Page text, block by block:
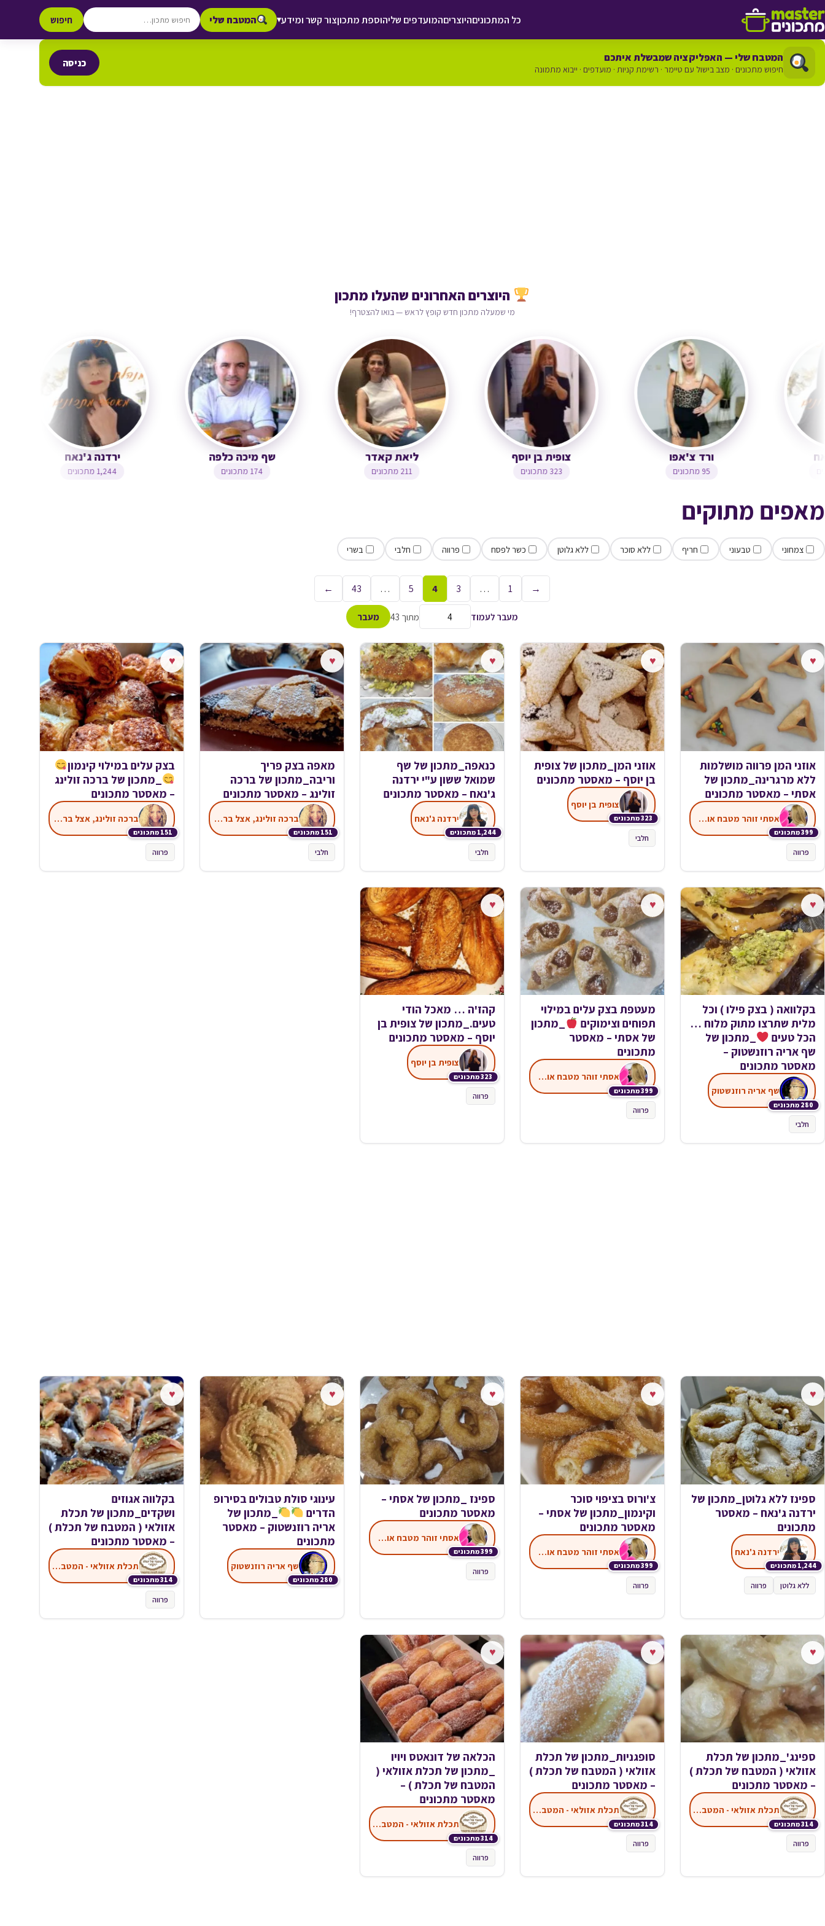
דלג לתוכן
כל המתכוניםהיוצריםהמועדפים שליהוספת מתכוןצור קשר ומידע▾ המטבח שלי חיפוש
המטבח שלי — האפליקציה שמבשלת איתכם
חיפוש מתכונים · מצב בישול עם טיימר · רשימת קניות · מועדפים · ייבוא מתמונה
כניסה
היוצרים האחרונים שהעלו מתכון
מי שמעלה מתכון חדש קופץ לראש — בואו להצטרף!
ירדנה ג'נאח
1,244 מתכונים
שף מיכה כלפה
174 מתכונים
ליאת קאדר
211 מתכונים
צופית בן יוסף
323 מתכונים
ורד צ'אפו ג'נאח
מאפים מתוקים
צמחוני טבעוני חריף ללא סוכר ללא גלוטן כשר לפסח פרווה חלבי בשרי
→
1
…
3
4
5
…
43
←
מעבר לעמוד מתוך 43 מעבר
♥
אוזני המן פרווה מושלמות
ללא מרגרינה_מתכון של
אסתי – מאסטר מתכונים
399 מתכונים
אסתי זוהר מטבח אותנטי
פרווה
♥
אוזני המן_מתכון של צופית
בן יוסף – מאסטר מתכונים
323 מתכונים
צופית בן יוסף
חלבי
♥
כנאפה_מתכון של שף
שמואל ששון ע"י ירדנה
ג'נאח – מאסטר מתכונים
1,244 מתכונים
ירדנה ג'נאח
חלבי
♥
מאפה בצק פריך
וריבה_מתכון של ברכה
זולינג – מאסטר מתכונים
151 מתכונים
ברכה זולינג, אצל ברכה במטבח
חלבי
♥
בצק עלים במילוי קינמון
_מתכון של ברכה זולינג
– מאסטר מתכונים
151 מתכונים
ברכה זולינג, אצל ברכה במטבח
פרווה
♥
בקלוואה ( בצק פילו ) וכל
מלית שתרצו מתוק מלוח …
הכל טעים
_מתכון של
שף אריה רוזנשטוק –
מאסטר מתכונים
280 מתכונים
שף אריה רוזנשטוק
חלבי
♥
מעטפת בצק עלים במילוי
תפוחים וצימוקים
_מתכון
של אסתי – מאסטר
מתכונים
399 מתכונים
אסתי זוהר מטבח אותנטי
פרווה
♥
קהז'ה … מאכל הודי
טעים._מתכון של צופית בן
יוסף – מאסטר מתכונים
323 מתכונים
צופית בן יוסף
פרווה
♥
ספינז ללא גלוטן_מתכון של
ירדנה ג'נאח – מאסטר
מתכונים
1,244 מתכונים
ירדנה ג'נאח
ללא גלוטן פרווה
♥
צ'ורוס בציפוי סוכר
וקינמון_מתכון של אסתי –
מאסטר מתכונים
399 מתכונים
אסתי זוהר מטבח אותנטי
פרווה
♥
ספינז _מתכון של אסתי –
מאסטר מתכונים
399 מתכונים
אסתי זוהר מטבח אותנטי
פרווה
♥
עינוגי סולת טבולים בסירופ
הדרים
_מתכון של
אריה רוזנשטוק – מאסטר
מתכונים
280 מתכונים
שף אריה רוזנשטוק
♥
בקלווה אגוזים
ושקדים_מתכון של תכלת
אזולאי ( המטבח של תכלת )
– מאסטר מתכונים
314 מתכונים
תכלת אזולאי - המטבח של תכלת
פרווה
♥
ספינג'_מתכון של תכלת
אזולאי ( המטבח של תכלת )
– מאסטר מתכונים
314 מתכונים
תכלת אזולאי - המטבח של תכלת
פרווה
♥
סופגניות_מתכון של תכלת
אזולאי ( המטבח של תכלת )
– מאסטר מתכונים
314 מתכונים
תכלת אזולאי - המטבח של תכלת
פרווה
♥
הכלאה של דונאטס ויויו
_מתכון של תכלת אזולאי (
המטבח של תכלת ) –
מאסטר מתכונים
314 מתכונים
תכלת אזולאי - המטבח של תכלת
פרווה